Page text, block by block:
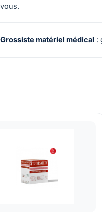
vous.
Grossiste matériel médical :